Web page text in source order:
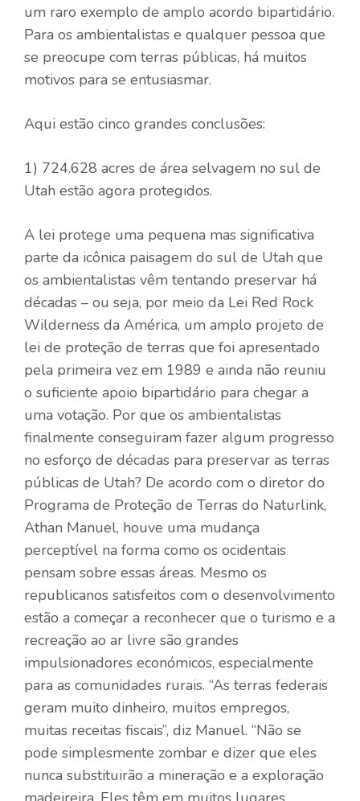
um raro exemplo de amplo acordo bipartidário.
Para os ambientalistas e qualquer pessoa que
se preocupe com terras públicas, há muitos
motivos para se entusiasmar.
Aqui estão cinco grandes conclusões:
1) 724.628 acres de área selvagem no sul de
Utah estão agora protegidos.
A lei protege uma pequena mas significativa
parte da icônica paisagem do sul de Utah que
os ambientalistas vêm tentando preservar há
décadas – ou seja, por meio da Lei Red Rock
Wilderness da América, um amplo projeto de
lei de proteção de terras que foi apresentado
pela primeira vez em 1989 e ainda não reuniu
o suficiente apoio bipartidário para chegar a
uma votação. Por que os ambientalistas
finalmente conseguiram fazer algum progresso
no esforço de décadas para preservar as terras
públicas de Utah? De acordo com o diretor do
Programa de Proteção de Terras do Naturlink,
Athan Manuel, houve uma mudança
perceptível na forma como os ocidentais
pensam sobre essas áreas. Mesmo os
republicanos satisfeitos com o desenvolvimento
estão a começar a reconhecer que o turismo e a
recreação ao ar livre são grandes
impulsionadores económicos, especialmente
para as comunidades rurais. “As terras federais
geram muito dinheiro, muitos empregos,
muitas receitas fiscais”, diz Manuel. “Não se
pode simplesmente zombar e dizer que eles
nunca substituirão a mineração e a exploração